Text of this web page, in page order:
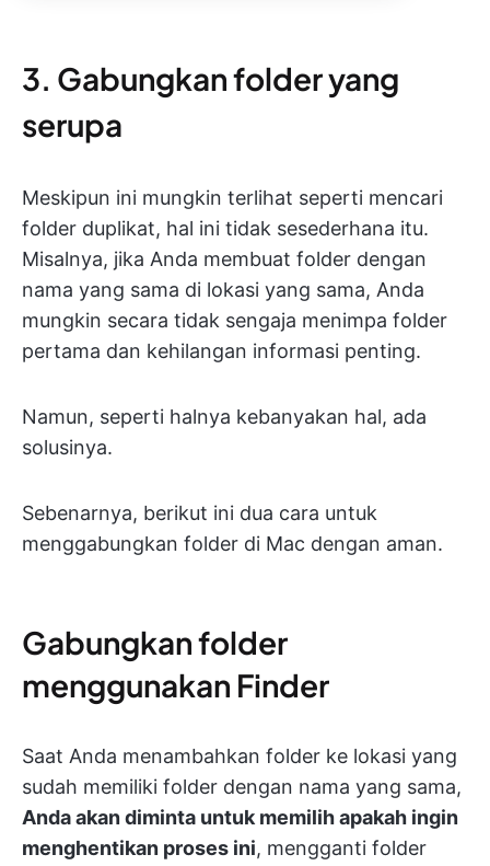
3. Gabungkan folder yang
serupa
Meskipun ini mungkin terlihat seperti mencari
folder duplikat, hal ini tidak sesederhana itu.
Misalnya, jika Anda membuat folder dengan
nama yang sama di lokasi yang sama, Anda
mungkin secara tidak sengaja menimpa folder
pertama dan kehilangan informasi penting.
Namun, seperti halnya kebanyakan hal, ada
solusinya.
Sebenarnya, berikut ini dua cara untuk
menggabungkan folder di Mac dengan aman.
Gabungkan folder
menggunakan Finder
Saat Anda menambahkan folder ke lokasi yang
sudah memiliki folder dengan nama yang sama,
Anda akan diminta untuk memilih apakah ingin
menghentikan proses ini, mengganti folder